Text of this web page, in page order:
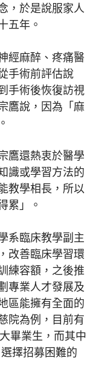
，於是說服家人
五年。
麻醉、疼痛醫
手術前評估說
手術後恢復訪視
鷹說，因為「麻
還熱衷於醫學
識或學習方法的
教學相長，所以
累」。
臨床教學副主
改善臨床學習環
練容額，之後推
專業人才發展及
區能擁有全面的
院為例，目前有
畢業生，而其中
擇招募困難的